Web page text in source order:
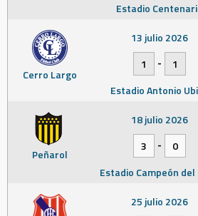
Estadio
Cerro Largo
13 julio 2026
1
-
1
Estadio Antonio
Peñarol
18 julio 2026
3
-
0
Estadio Campeón del
25 julio 2026